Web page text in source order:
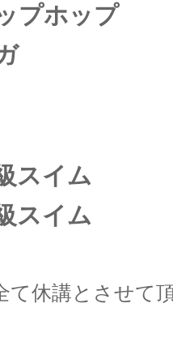
プホップ
スイム
スイム
て休講とさせて